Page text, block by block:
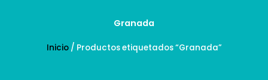
Granada
Inicio/ Productos etiquetados “Granada”